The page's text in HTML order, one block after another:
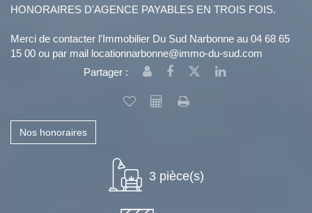
HONORAIRES D'AGENCE PAYABLES EN TROIS FOIS.
Merci de contacter l'Immobilier Du Sud Narbonne au 04 68 65
15 00 ou par mail locationnarbonne@immo-du-sud.com
Partager :
Nos honoraires
3 pièce(s)